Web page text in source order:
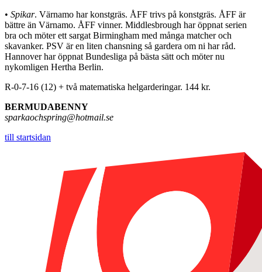
• Spikar. Värnamo har konstgräs. ÅFF trivs på konstgräs. ÅFF är
bättre än Värnamo. ÅFF vinner. Middlesbrough har öppnat serien
bra och möter ett sargat Birmingham med många matcher och
skavanker. PSV är en liten chansning så gardera om ni har råd.
Hannover har öppnat Bundesliga på bästa sätt och möter nu
nykomligen Hertha Berlin.
R-0-7-16 (12) + två matematiska helgarderingar. 144 kr.
BERMUDABENNY
sparkaochspring@hotmail.se
till startsidan